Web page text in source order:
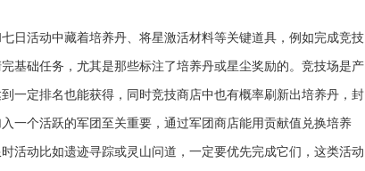
日活动中藏着培养丹、将星激活材料等关键道具，例如完成竞技
基础任务，尤其是那些标注了培养丹或星尘奖励的。竞技场是产
一定排名也能获得，同时竞技商店中也有概率刷新出培养丹，封
一个活跃的军团至关重要，通过军团商店能用贡献值兑换培养
活动比如遗迹寻踪或灵山问道，一定要优先完成它们，这类活动